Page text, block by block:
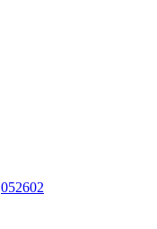
052602